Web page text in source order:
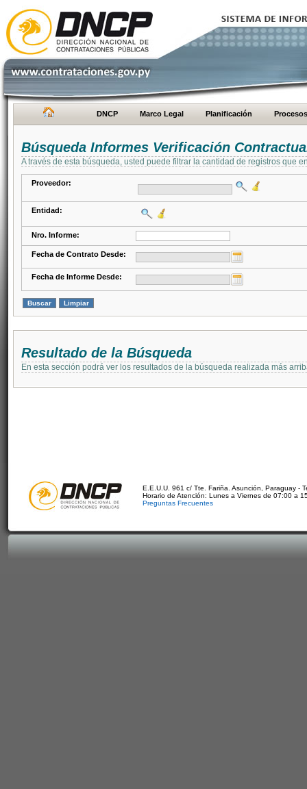
DNCP Marco Legal Planificación Procesos
Búsqueda Informes Verificación
A través de esta búsqueda, usted puede filtrar la cantidad de registros que
Proveedor:
Entidad:
Nro. Informe:
Fecha de Contrato Desde:
Fecha de Informe Desde:
Resultado de la Búsqueda
En esta sección podrá ver los resultados de la búsqueda realizada más
E.E.U.U. 961 c/ Tte. Fariña. Asunción, Paraguay -
Horario de Atención: Lunes a Viernes de 07:00 a
Preguntas Frecuentes